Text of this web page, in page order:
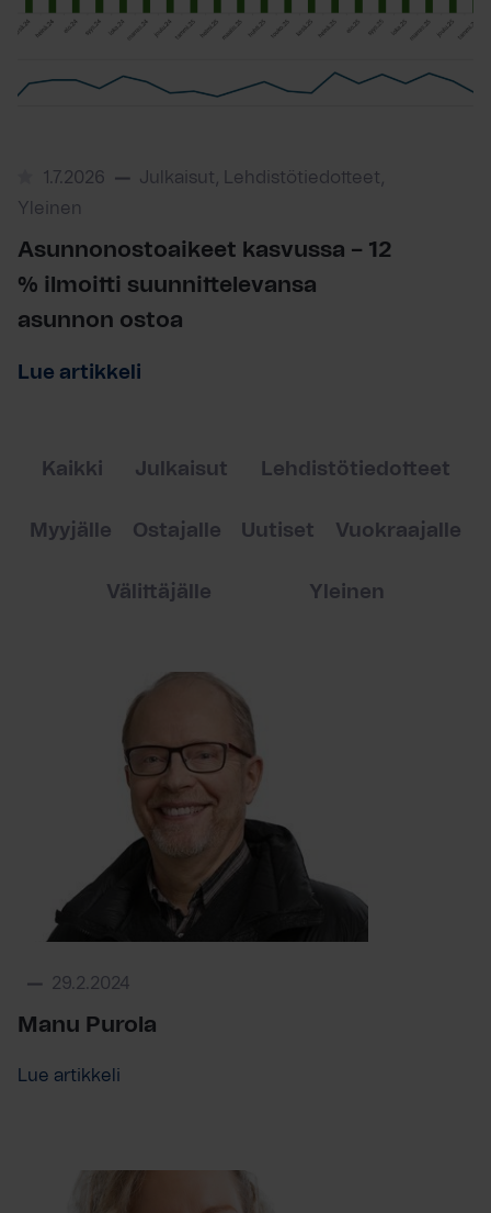
1.7.2026
Julkaisut, Lehdistötiedotteet,
Yleinen
Asunnonostoaikeet kasvussa – 12
% ilmoitti suunnittelevansa
asunnon ostoa
Lue artikkeli
Kaikki Julkaisut Lehdistötiedotteet
Myyjälle Ostajalle Uutiset Vuokraajalle
Välittäjälle Yleinen
29.2.2024
Manu Purola
Lue artikkeli